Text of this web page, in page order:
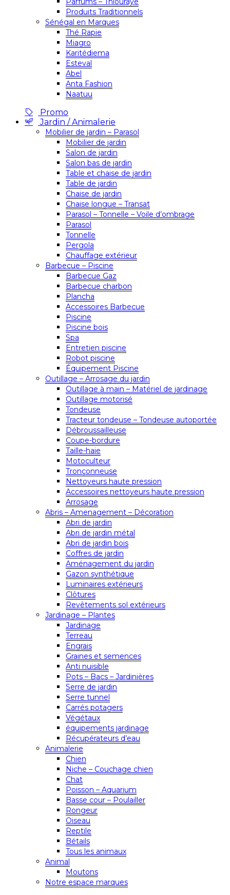
Produits Traditionnels
Sénégal en Marques
Thé Rapie
Miagro
Karitédiema
Esteval
Abel
Anta Fashion
Naatuu
Promo
Jardin / Animalerie
Mobilier de jardin – Parasol
Mobilier de jardin
Salon de jardin
Salon bas de jardin
Table et chaise de jardin
Table de jardin
Chaise de jardin
Chaise longue – Transat
Parasol – Tonnelle – Voile d’ombrage
Parasol
Tonnelle
Pergola
Chauffage extérieur
Barbecue – Piscine
Barbecue Gaz
Barbecue charbon
Plancha
Accessoires Barbecue
Piscine
Piscine bois
Spa
Entretien piscine
Robot piscine
Équipement Piscine
Outillage – Arrosage du jardin
Outillage à main – Matériel de jardinage
Outillage motorisé
Tondeuse
Tracteur tondeuse – Tondeuse autoportée
Débroussailleuse
Coupe-bordure
Taille-haie
Motoculteur
Tronçonneuse
Nettoyeurs haute pression
Accessoires nettoyeurs haute pression
Arrosage
Abris – Amenagement – Décoration
Abri de jardin
Abri de jardin métal
Abri de jardin bois
Coffres de jardin
Aménagement du jardin
Gazon synthétique
Luminaires extérieurs
Clôtures
Revêtements sol extérieurs
Jardinage – Plantes
Jardinage
Terreau
Engrais
Graines et semences
Anti nuisible
Pots – Bacs – Jardinières
Serre de jardin
Serre tunnel
Carrés potagers
Végétaux
équipements jardinage
Récupérateurs d’eau
Animalerie
Chien
Niche – Couchage chien
Chat
Poisson – Aquarium
Basse cour – Poulailler
Rongeur
Oiseau
Reptile
Bétails
Tous les animaux
Animal
Moutons
Notre espace marques